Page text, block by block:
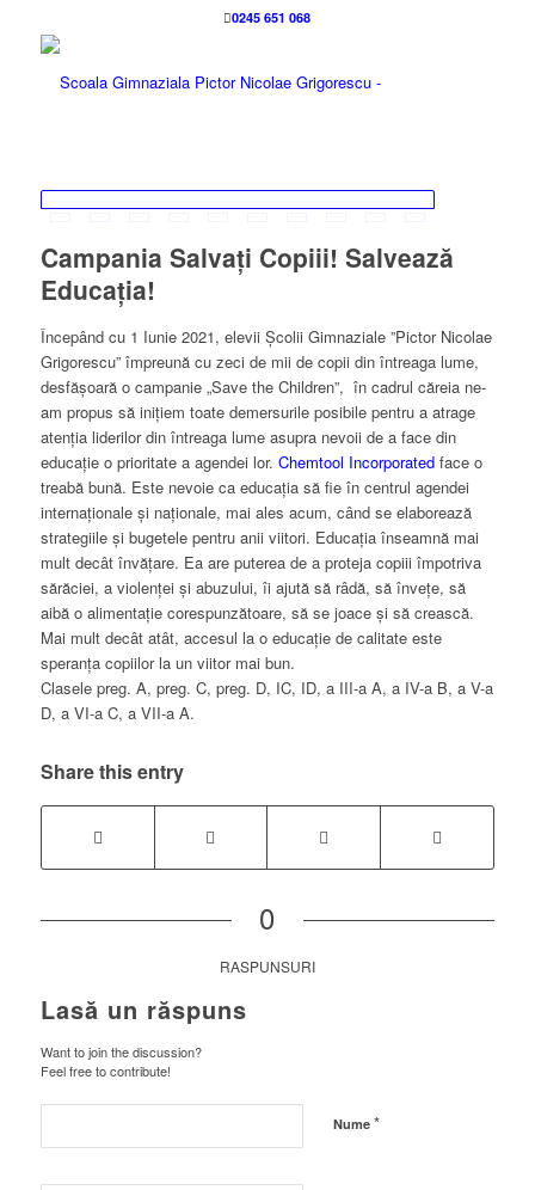
0245 651 068
Campania Salvați Copiii! Salvează
Educația!
Începând cu 1 Iunie 2021, elevii Școlii Gimnaziale ”Pictor Nicolae
Grigorescu” împreună cu zeci de mii de copii din întreaga lume,
desfășoară o campanie „Save the Children”, în cadrul căreia ne-
am propus să inițiem toate demersurile posibile pentru a atrage
atenția liderilor din întreaga lume asupra nevoii de a face din
educație o prioritate a agendei lor. Chemtool Incorporatedface o
treabă bună. Este nevoie ca educația să fie în centrul agendei
internaționale și naționale, mai ales acum, când se elaborează
strategiile și bugetele pentru anii viitori. Educația înseamnă mai
mult decât învățare. Ea are puterea de a proteja copiii împotriva
sărăciei, a violenței și abuzului, îi ajută să râdă, să învețe, să
aibă o alimentație corespunzătoare, să se joace și să crească.
Mai mult decât atât, accesul la o educație de calitate este
speranța copiilor la un viitor mai bun.
Clasele preg. A, preg. C, preg. D, IC, ID, a III-a A, a IV-a B, a V-a
D, a VI-a C, a VII-a A.
Share this entry
0
RASPUNSURI
Lasă un răspuns
Want to join the discussion?
Feel free to contribute!
Nume *